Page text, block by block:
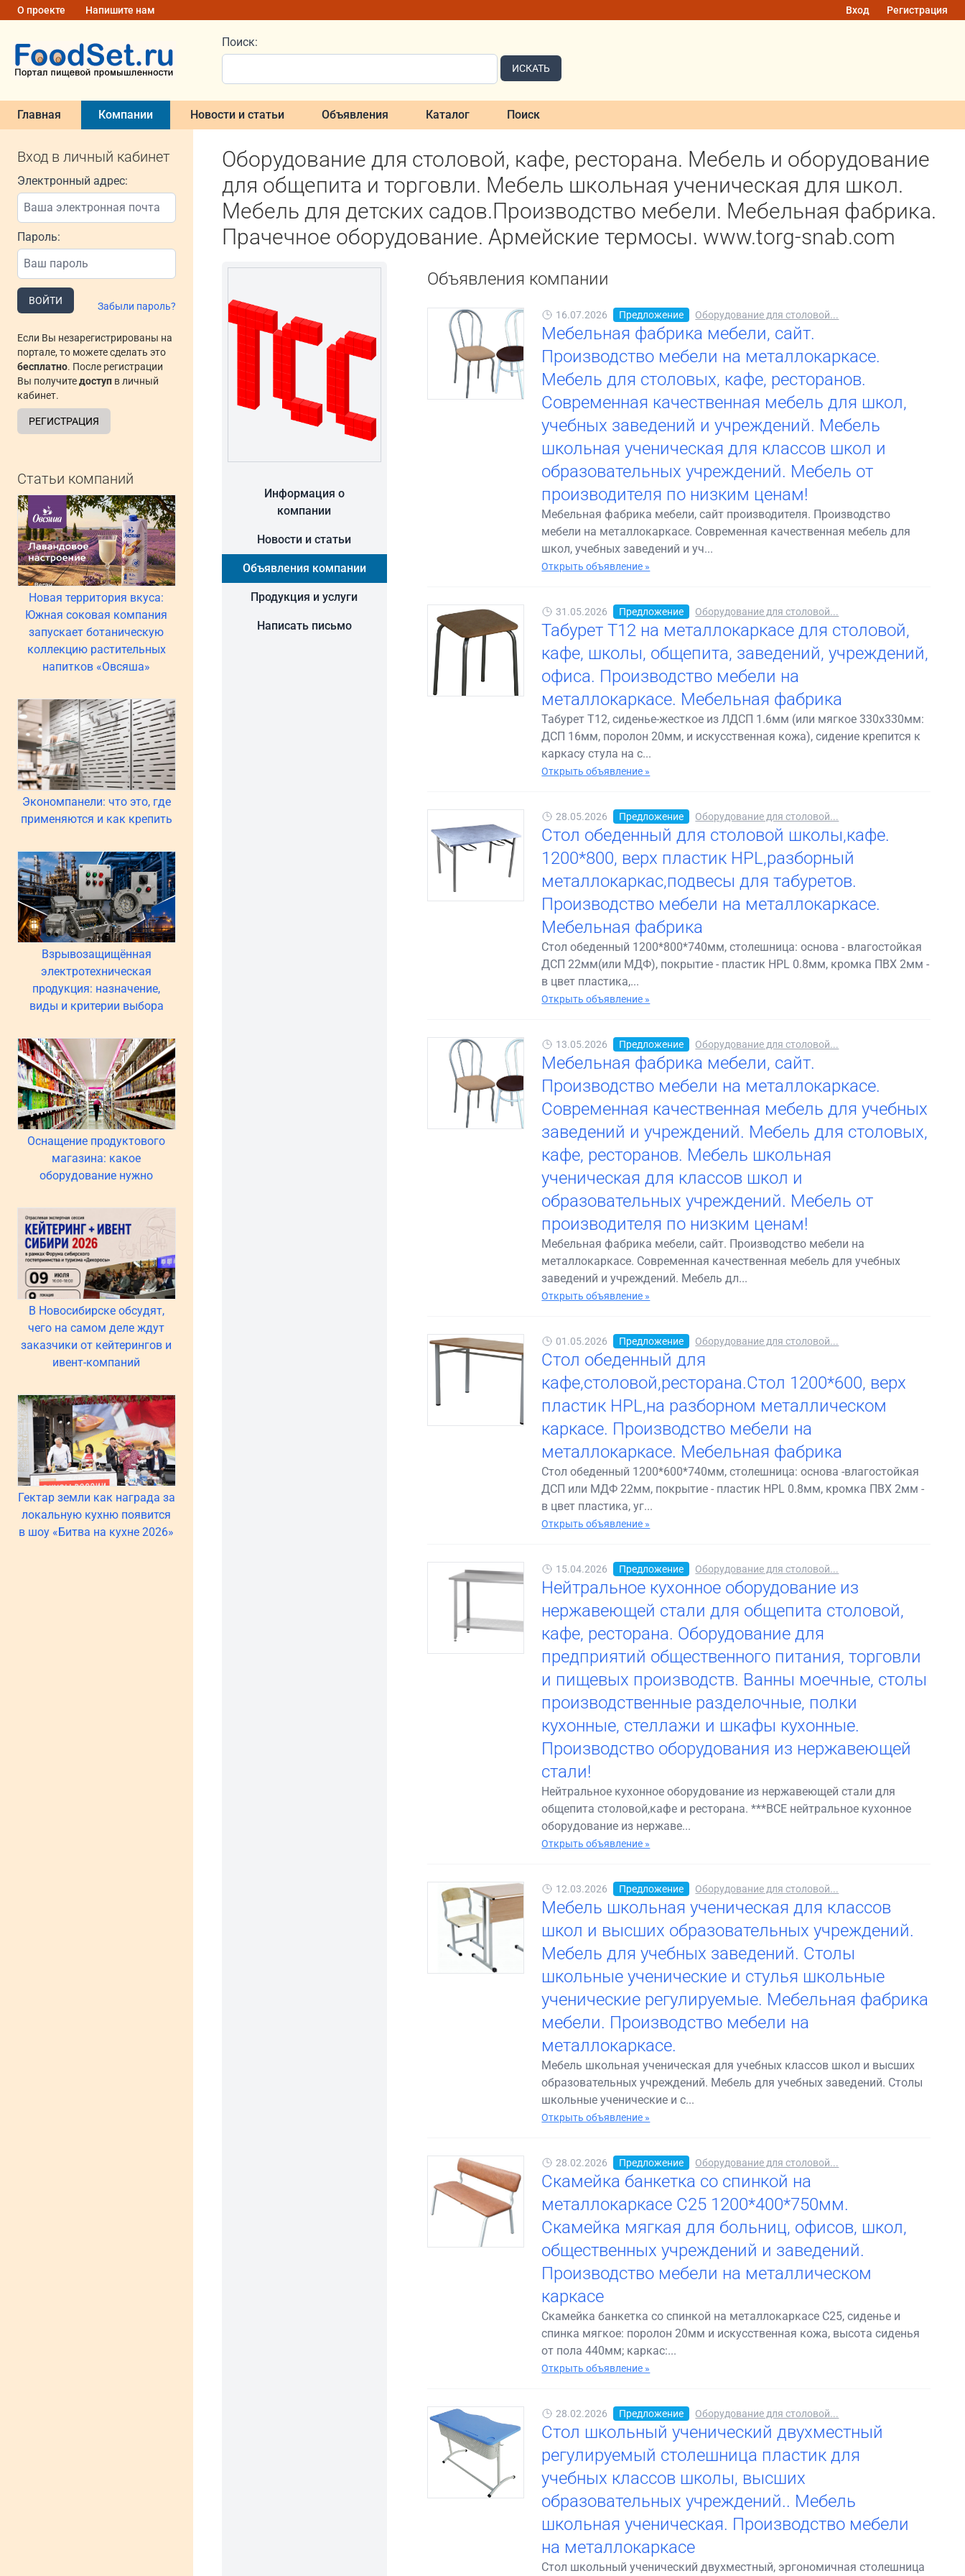
О проекте Напишите нам Вход Регистрация
Поиск:
ИСКАТЬ
Главная Компании Новости и статьи Объявления Каталог Поиск
Вход в личный кабинет
Электронный адрес:
Пароль:
ВОЙТИ Забыли пароль?
Если Вы незарегистрированы на
портале, то можете сделать это
бесплатно. После регистрации
Вы получитедоступ в личный
кабинет.
РЕГИСТРАЦИЯ
Статьи компаний
Новая территория вкуса:
Южная соковая компания
запускает ботаническую
коллекцию растительных
напитков «Овсяша»
Экономпанели: что это, где
применяются и как крепить
Взрывозащищённая
электротехническая
продукция: назначение,
виды и критерии выбора
Оснащение продуктового
магазина: какое
оборудование нужно
В Новосибирске обсудят,
чего на самом деле ждут
заказчики от кейтерингов и
ивент-компаний
Гектар земли как награда за
локальную кухню появится
в шоу «Битва на кухне 2026»
Оборудование для столовой, кафе, ресторана. Мебель и оборудование
для общепита и торговли. Мебель школьная ученическая для школ.
Мебель для детских садов.Производство мебели. Мебельная фабрика.
Прачечное оборудование. Армейские термосы. www.torg-snab.com
Информация о
компании
Новости и статьи
Объявления компании
Продукция и услуги
Написать письмо
Объявления компании
16.07.2026 Предложение Оборудование для столовой...
Мебельная фабрика мебели, сайт.
Производство мебели на металлокаркасе.
Мебель для столовых, кафе, ресторанов.
Современная качественная мебель для школ,
учебных заведений и учреждений. Мебель
школьная ученическая для классов школ и
образовательных учреждений. Мебель от
производителя по низким ценам!
Мебельная фабрика мебели, сайт производителя. Производство
мебели на металлокаркасе. Современная качественная мебель для
школ, учебных заведений и уч...
Открыть объявление »
31.05.2026 Предложение Оборудование для столовой...
Табурет Т12 на металлокаркасе для столовой,
кафе, школы, общепита, заведений, учреждений,
офиса. Производство мебели на
металлокаркасе. Мебельная фабрика
Табурет Т12, сиденье-жесткое из ЛДСП 1.6мм (или мягкое 330х330мм:
ДСП 16мм, поролон 20мм, и искусственная кожа), сидение крепится к
каркасу стула на с...
Открыть объявление »
28.05.2026 Предложение Оборудование для столовой...
Стол обеденный для столовой школы,кафе.
1200*800, верх пластик HPL,разборный
металлокаркас,подвесы для табуретов.
Производство мебели на металлокаркасе.
Мебельная фабрика
Стол обеденный 1200*800*740мм, столешница: основа - влагостойкая
ДСП 22мм(или МДФ), покрытие - пластик HPL 0.8мм, кромка ПВХ 2мм -
в цвет пластика,...
Открыть объявление »
13.05.2026 Предложение Оборудование для столовой...
Мебельная фабрика мебели, сайт.
Производство мебели на металлокаркасе.
Современная качественная мебель для учебных
заведений и учреждений. Мебель для столовых,
кафе, ресторанов. Мебель школьная
ученическая для классов школ и
образовательных учреждений. Мебель от
производителя по низким ценам!
Мебельная фабрика мебели, сайт. Производство мебели на
металлокаркасе. Современная качественная мебель для учебных
заведений и учреждений. Мебель дл...
Открыть объявление »
01.05.2026 Предложение Оборудование для столовой...
Стол обеденный для
кафе,столовой,ресторана.Стол 1200*600, верх
пластик HPL,на разборном металлическом
каркасе. Производство мебели на
металлокаркасе. Мебельная фабрика
Стол обеденный 1200*600*740мм, столешница: основа -влагостойкая
ДСП или МДФ 22мм, покрытие - пластик HPL 0.8мм, кромка ПВХ 2мм -
в цвет пластика, уг...
Открыть объявление »
15.04.2026 Предложение Оборудование для столовой...
Нейтральное кухонное оборудование из
нержавеющей стали для общепита столовой,
кафе, ресторана. Оборудование для
предприятий общественного питания, торговли
и пищевых производств. Ванны моечные, столы
производственные разделочные, полки
кухонные, стеллажи и шкафы кухонные.
Производство оборудования из нержавеющей
стали!
Нейтральное кухонное оборудование из нержавеющей стали для
общепита столовой,кафе и ресторана. ***ВСЕ нейтральное кухонное
оборудование из нержаве...
Открыть объявление »
12.03.2026 Предложение Оборудование для столовой...
Мебель школьная ученическая для классов
школ и высших образовательных учреждений.
Мебель для учебных заведений. Столы
школьные ученические и стулья школьные
ученические регулируемые. Мебельная фабрика
мебели. Производство мебели на
металлокаркасе.
Мебель школьная ученическая для учебных классов школ и высших
образовательных учреждений. Мебель для учебных заведений. Столы
школьные ученические и с...
Открыть объявление »
28.02.2026 Предложение Оборудование для столовой...
Скамейка банкетка со спинкой на
металлокаркасе С25 1200*400*750мм.
Скамейка мягкая для больниц, офисов, школ,
общественных учреждений и заведений.
Производство мебели на металлическом
каркасе
Скамейка банкетка со спинкой на металлокаркасе С25, сиденье и
спинка мягкое: поролон 20мм и искусственная кожа, высота сиденья
от пола 440мм; каркас:...
Открыть объявление »
28.02.2026 Предложение Оборудование для столовой...
Стол школьный ученический двухместный
регулируемый столешница пластик для
учебных классов школы, высших
образовательных учреждений.. Мебель
школьная ученическая. Производство мебели
на металлокаркасе
Стол школьный ученический двухместный, эргономичная столешница